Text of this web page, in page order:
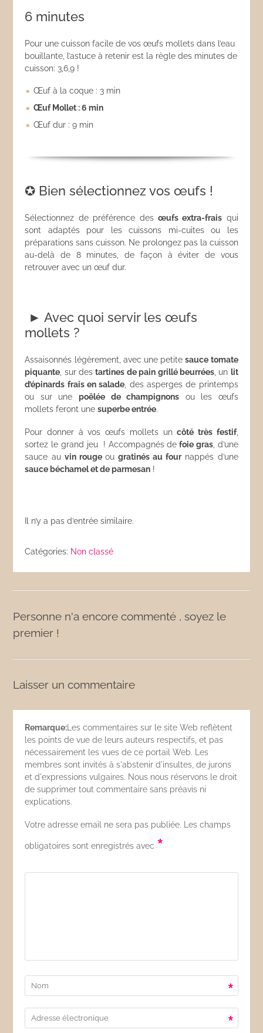
6 minutes
Pour une cuisson facile de vos œufs mollets dans l’eau
bouillante, l’astuce à retenir est la règle des minutes de
cuisson: 3,6,9 !
Œuf à la coque : 3 min
Œuf Mollet : 6 min
Œuf dur : 9 min
✪ Bien sélectionnez vos œufs !
Sélectionnez de préférence des œufs extra-frais qui
sont adaptés pour les cuissons mi-cuites ou les
préparations sans cuisson. Ne prolongez pas la cuisson
au-delà de 8 minutes, de façon à éviter de vous
retrouver avec un œuf dur.
► Avec quoi servir les œufs
mollets ?
Assaisonnés légèrement, avec une petitesauce tomate
piquante , sur destartines de pain grillé beurrées, un lit
d’épinards frais en salade , des asperges de printemps
ou sur une poêlée de champignons ou les œufs
mollets feront unesuperbe entrée.
Pour donner à vos œufs mollets uncôté très festif,
sortez le grand jeu ! Accompagnés de foie gras, d’une
sauce au vin rouge ougratinés au fournappés d’une
sauce béchamel et de parmesan !
Il n’y a pas d’entrée similaire.
Catégories: Non classé
Personne n'a encore commenté , soyez le
premier !
Laisser un commentaire
Remarque: Les commentaires sur le site Web reflètent
les points de vue de leurs auteurs respectifs, et pas
nécessairement les vues de ce portail Web. Les
membres sont invités à s'abstenir d'insultes, de jurons
et d'expressions vulgaires. Nous nous réservons le droit
de supprimer tout commentaire sans préavis ni
explications.
Votre adresse email ne sera pas publiée. Les champs
obligatoires sont enregistrés avec *
*
*